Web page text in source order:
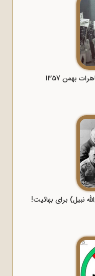
بهمن 1357
نبیل) برای بهائیت!